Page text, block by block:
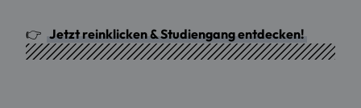
👉 Jetzt reinklicken & Studiengang entdecken!